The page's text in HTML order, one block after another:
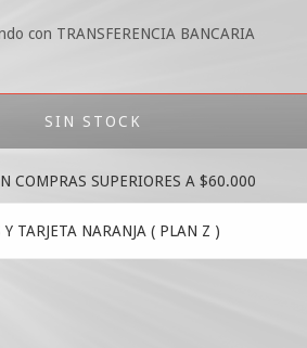
con TRANSFERENCIA BANCARIA
COMPRAS SUPERIORES A $60.000
TARJETA NARANJA ( PLAN Z )